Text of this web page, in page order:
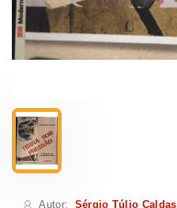
Autor: Sérgio Túlio Caldas